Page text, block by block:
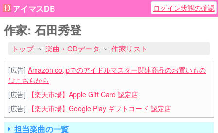
アイマスDB ログイン状態の確認
作家: 石田秀登
トップ 楽曲・CDデータ 作家リスト
[広告] Amazon.co.jpでのアイドルマスター関連商品のお買いもの
はこちらから
[広告]
【楽天市場】Apple Gift Card 認定店
[広告]
【楽天市場】Google Play ギフトコード 認定店
担当楽曲の一覧